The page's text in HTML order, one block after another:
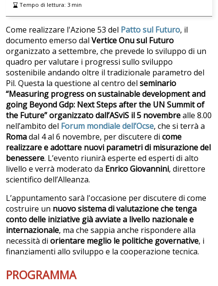
Tempo di lettura: 3min
Come realizzare l'Azione 53 del Patto sul Futuro, il
documento emerso dal Vertice Onu sul Futuro
organizzato a settembre, che prevede lo sviluppo di un
quadro per valutare i progressi sullo sviluppo
sostenibile andando oltre il tradizionale parametro del
Pil. Questa la questione al centro del seminario
“Measuring progress on sustainable development and
going Beyond Gdp: Next Steps after the UN Summit of
the Future” organizzato dall’ASviS il 5 novembrealle 8.00
nell’ambito del Forum mondiale dell’Ocse, che si terrà a
Romadal 4 al 6 novembre, per discutere di come
realizzare e adottare nuovi parametri di misurazione del
benessere. L’evento riunirà esperte ed esperti di alto
livello e verrà moderato da Enrico Giovannini, direttore
scientifico dell’Alleanza.
L’appuntamento sarà l'occasione per discutere di come
costruire un nuovo sistema di valutazione che tenga
conto delle iniziative già avviate a livello nazionale e
internazionale, ma che sappia anche rispondere alla
necessità di orientare meglio le politiche governative, i
finanziamenti allo sviluppo e la cooperazione tecnica.
PROGRAMMA